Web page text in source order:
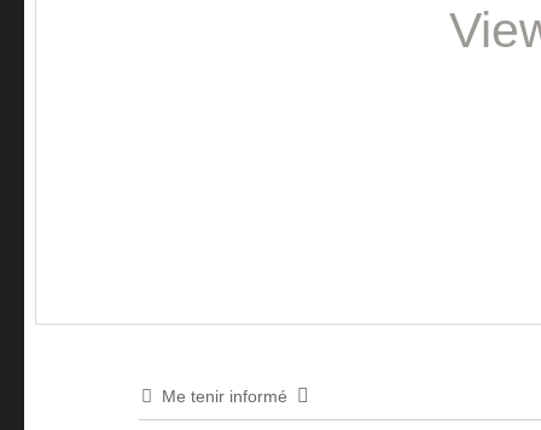
Me tenir informé